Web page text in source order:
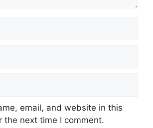
email, and website in this
the next time I comment.